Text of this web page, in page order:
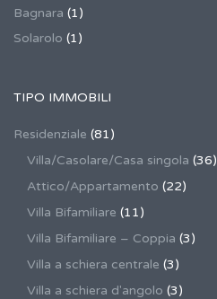
Bagnara (1)
Solarolo (1)
TIPO IMMOBILI
Residenziale (81)
Villa/Casolare/Casa singola (36)
Attico/Appartamento (22)
Villa Bifamiliare (11)
Villa Bifamiliare – Coppia (3)
Villa a schiera centrale (3)
Villa a schiera d'angolo (3)